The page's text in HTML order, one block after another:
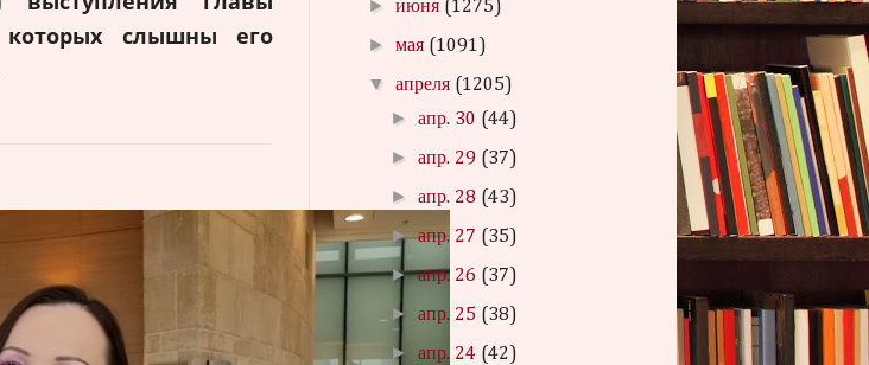
которых слышны его
►июня (1275)
►мая (1091)
▼апреля (1205)
►апр. 30 (44)
►апр. 29 (37)
►апр. 28 (43)
►апр. 27 (35)
►апр. 26 (37)
►апр. 25 (38)
►апр. 24 (42)